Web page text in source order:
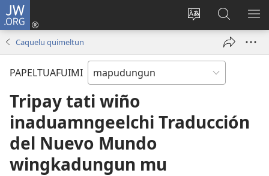
JW.ORG
Quintunge
quewun
Tami
conal
hue
Quintual
JW.ORG
Caquelu quimeltun
PAPELTUAFUIMI
Tripay tati wiño
inaduamngeelchi Traducción
del Nuevo Mundo
wingkadungun mu